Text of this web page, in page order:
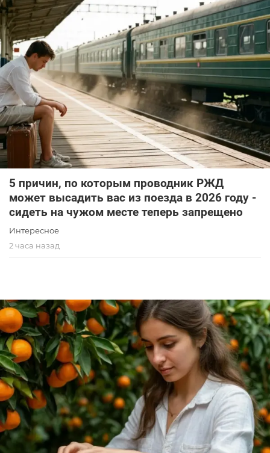
5 причин, по которым проводник РЖД
может высадить вас из поезда в 2026 году -
сидеть на чужом месте теперь запрещено
Интересное
2 часа назад